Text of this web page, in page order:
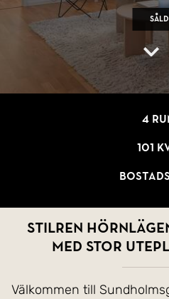
Såld
4
101
Stilren
med stor
Välkommen till